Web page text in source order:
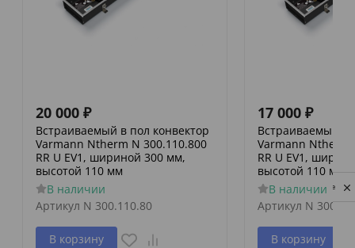
20 000 ₽
Встраиваемый в пол конвектор
Varmann Ntherm N 300.110.800
RR U EV1, шириной 300 мм,
высотой 110 мм
В наличии
Артикул N 300.110.80
В корзину
17 000 ₽
Встраиваемый в
Varmann Ntherm
RR U EV1,
высотой 110 мм
В наличии
Артикул N
В корзину
Privacy notice